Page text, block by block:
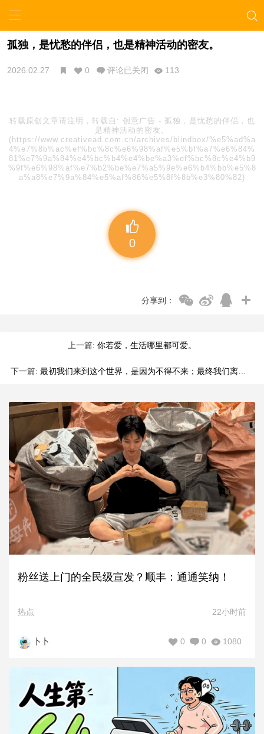
孤独，是忧愁的伴侣，也是精神活动的密友。
2026.02.27 0 评论已关闭 113
转载原创文章请注明，转载自: 创意广告 - 孤独，是忧愁的伴侣，也
是精神活动的密友。
(https://www.creativead.com.cn/archives/blindbox/%e5%ad%a
4%e7%8b%ac%ef%bc%8c%e6%98%af%e5%bf%a7%e6%84%
81%e7%9a%84%e4%bc%b4%e4%be%a3%ef%bc%8c%e4%b9
%9f%e6%98%af%e7%b2%be%e7%a5%9e%e6%b4%bb%e5%8
a%a8%e7%9a%84%e5%af%86%e5%8f%8b%e3%80%82)
0
分享到：
上一篇: 你若爱，生活哪里都可爱。
下一篇: 最初我们来到这个世界，是因为不得不来；最终我们离开这个世界，
粉丝送上门的全民级宣发？顺丰：通通笑纳！
热点 22小时前
卜卜 1080
0
0